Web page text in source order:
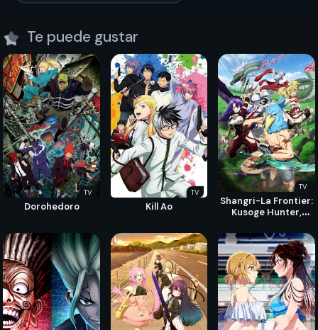
Te puede gustar
TV
Dorohedoro
TV
Kill Ao
TV
Shangri-La Frontier:
Kusoge Hunter,
su